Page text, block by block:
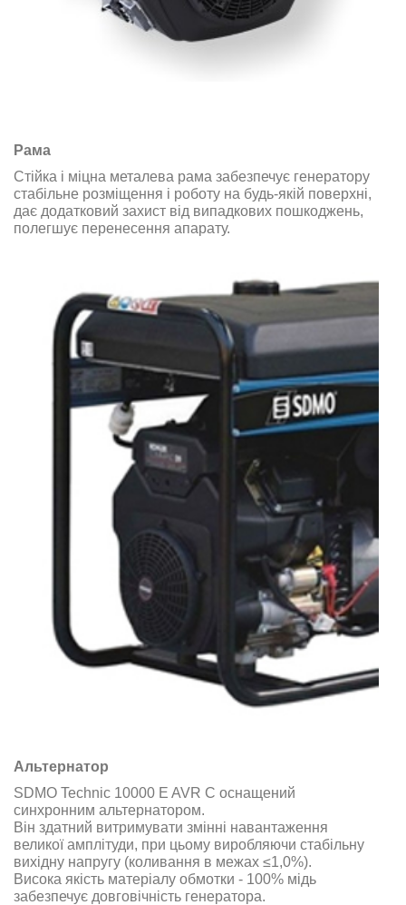
Рама
Стійка і міцна металева рама забезпечує генератору
стабільне розміщення і роботу на будь-якій поверхні,
дає додатковий захист від випадкових пошкоджень,
полегшує перенесення апарату.
Альтернатор
SDMO Technic 10000 E AVR C оснащений
синхронним альтернатором.
Він здатний витримувати змінні навантаження
великої амплітуди, при цьому виробляючи стабільну
вихідну напругу (коливання в межах ≤1,0%).
Висока якість матеріалу обмотки - 100% мідь
забезпечує довговічність генератора.